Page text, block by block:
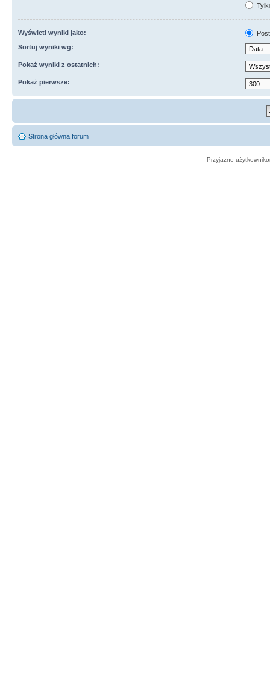
Wyświetl wyniki jako:
Sortuj wyniki wg:
Pokaż wyniki z ostatnich:
Pokaż pierwsze:
Strona główna forum
Przyjazne